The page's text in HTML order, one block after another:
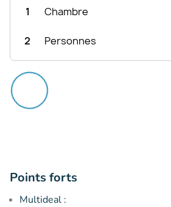
1 Chambre
2 Personnes
Points forts
Multideal :